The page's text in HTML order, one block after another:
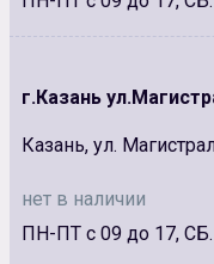
г.Казань
Казань, ул.
нет в наличии
ПН-ПТ с 09 до 17,